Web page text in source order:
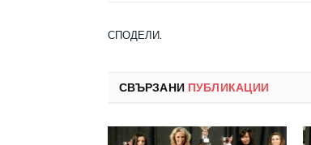
СПОДЕЛИ.
СВЪРЗАНИ ПУБЛИКАЦИИ